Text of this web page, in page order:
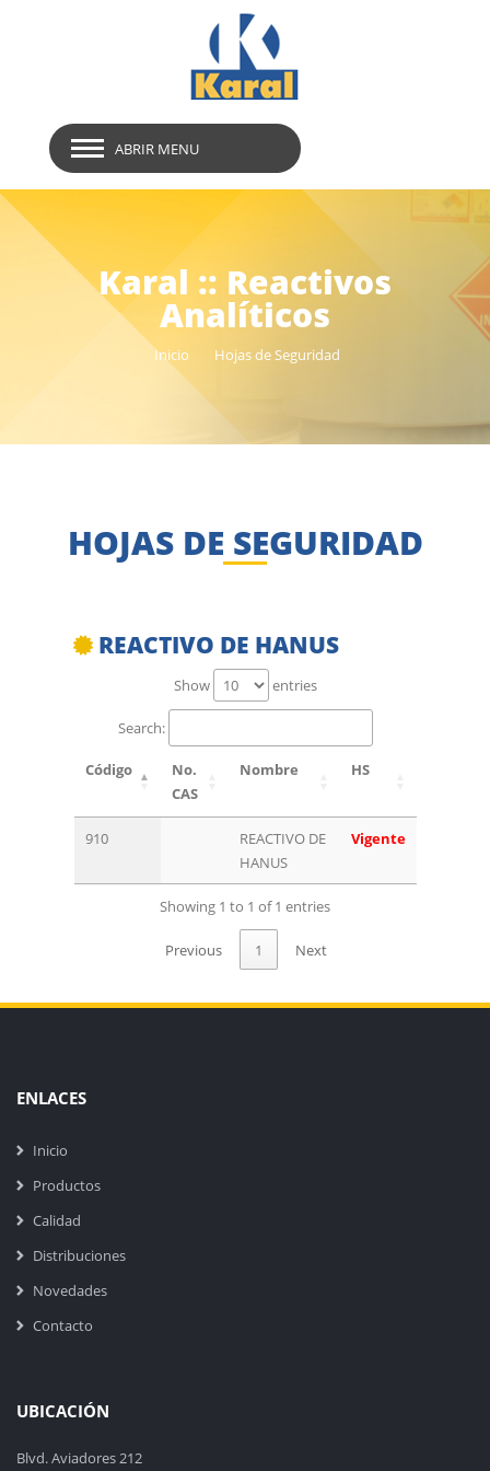
ABRIR MENU
Karal :: Reactivos
Analíticos
Inicio Hojas de Seguridad
HOJAS DE SEGURIDAD
REACTIVO DE HANUS
Show entries
Search:
Código
No.
CAS
Nombre HS
910
REACTIVO DE
HANUS
Vigente
Showing 1 to 1 of 1 entries
Previous 1 Next
ENLACES
Inicio
Productos
Calidad
Distribuciones
Novedades
Contacto
UBICACIÓN
Blvd. Aviadores 212